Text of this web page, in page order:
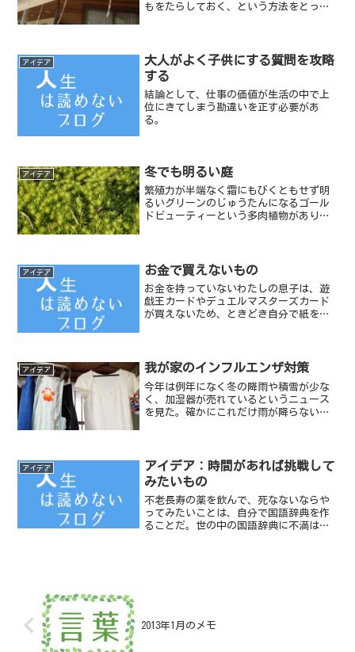
もをたらしておく、という方法をとって
アイデア
大人がよく子供にする質問を攻略
する
結論として、仕事の価値が生活の中で上
位にきてしまう勘違いを正す必要があ
る。
アイデア 冬でも明るい庭
繁殖力が半端なく霜にもびくともせず明
るいグリーンのじゅうたんになるゴール
ドビューティーという多肉植物がありま
アイデア お金で買えないもの
お金を持っていないわたしの息子は、遊
戯王カードやデュエルマスターズカード
が買えないため、ときどき自分で紙を切
で、相手を笑わせたら、こうげ...
アイデア 我が家のインフルエンザ対策
今年は例年になく冬の降雨や積雪が少な
く、加湿器が売れているというニュース
を見た。確かにこれだけ雨が降らない
わずに生きていきたいと考え...
アイデア
アイデア：時間があれば挑戦して
みたいもの
不老長寿の薬を飲んで、死なないならや
ってみたいことは、自分で国語辞典を作
ることだ。世の中の国語辞典に不満はな
2013年1月のメモ